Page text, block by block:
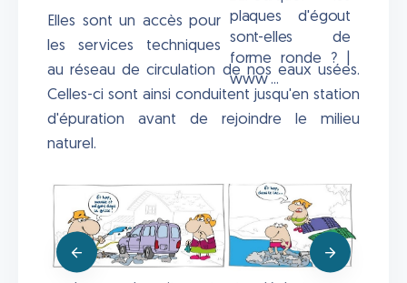
Elles sont un accès pour
les services techniques
au réseau de circulation de nos eaux usées.
Celles-ci sont ainsi conduitent jusqu'en station
d'épuration avant de rejoindre le milieu
naturel.